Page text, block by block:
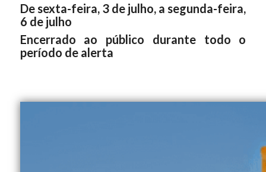
De sexta-feira, 3 de julho, a segunda-feira,
6 de julho
Encerrado ao público durante todo o
período de alerta